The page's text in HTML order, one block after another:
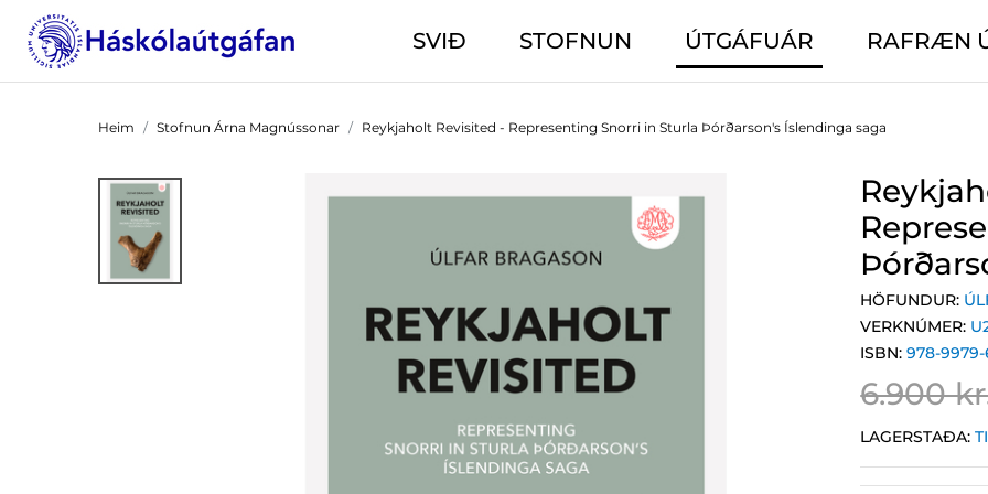
SVIÐ STOFNUN ÚTGÁFUÁR RAFRÆN
Heim Stofnun Árna Magnússonar Reykjaholt Revisited - Representing Snorri in Sturla Þórðarson's Íslendinga saga
HÖFUNDUR:
VERKNÚMER:
ISBN:978-
6.900
LAGERSTAÐA: